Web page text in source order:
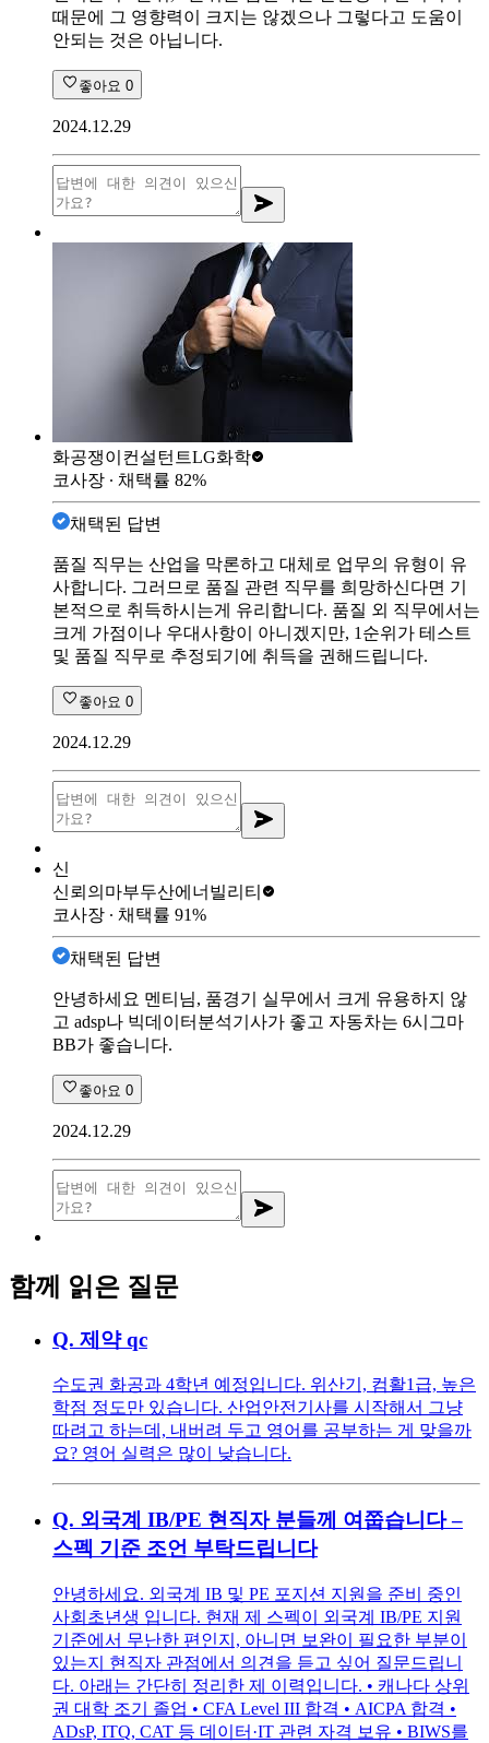
때문에 그 영향력이 크지는 않겠으나 그렇다고 도움이
안되는 것은 아닙니다.
좋아요 0
2024.12.29
화공쟁이컨설턴트LG화학
코사장 ∙ 채택률 82%
채택된 답변
품질 직무는 산업을 막론하고 대체로 업무의 유형이 유
사합니다. 그러므로 품질 관련 직무를 희망하신다면 기
본적으로 취득하시는게 유리합니다. 품질 외 직무에서는
크게 가점이나 우대사항이 아니겠지만, 1순위가 테스트
및 품질 직무로 추정되기에 취득을 권해드립니다.
좋아요 0
2024.12.29
신
신뢰의마부두산에너빌리티
코사장 ∙ 채택률 91%
채택된 답변
안녕하세요 멘티님, 품경기 실무에서 크게 유용하지 않
고 adsp나 빅데이터분석기사가 좋고 자동차는 6시그마
BB가 좋습니다.
좋아요 0
2024.12.29
함께 읽은 질문
Q. 제약 qc
수도권 화공과 4학년 예정입니다. 위산기, 컴활1급, 높은
학점 정도만 있습니다. 산업안전기사를 시작해서 그냥
따려고 하는데, 내버려 두고 영어를 공부하는 게 맞을까
요? 영어 실력은 많이 낮습니다.
Q. 외국계 IB/PE 현직자 분들께 여쭙습니다 –
스펙 기준 조언 부탁드립니다
안녕하세요. 외국계 IB 및 PE 포지션 지원을 준비 중인
사회초년생 입니다. 현재 제 스펙이 외국계 IB/PE 지원
기준에서 무난한 편인지, 아니면 보완이 필요한 부분이
있는지 현직자 관점에서 의견을 듣고 싶어 질문드립니
다. 아래는 간단히 정리한 제 이력입니다. • 캐나다 상위
권 대학 조기 졸업 • CFA Level III 합격 • AICPA 합격 •
ADsP, ITQ, CAT 등 데이터·IT 관련 자격 보유 • BIWS를